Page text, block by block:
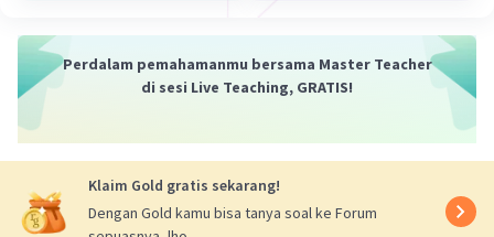
Derajat yang tinggi: Nabi Idris memiliki
derajat yang tinggi di sisi Allah SWT karena
berjuang
Perdalam pemahamanmu bersama Master Teacher
di sesi Live Teaching, GRATIS!
Klaim Gold gratis sekarang!
Dengan Gold kamu bisa tanya soal ke Forum